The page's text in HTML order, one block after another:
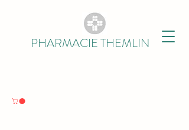
PHARMACIE THEMLIN